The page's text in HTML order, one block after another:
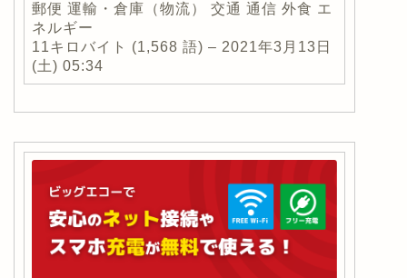
郵便 運輸・倉庫（物流） 交通 通信 外食 エ
ネルギー
11キロバイト (1,568 語) – 2021年3月13日
(土) 05:34